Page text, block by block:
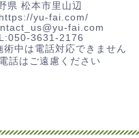
県 松本市里山辺
yu-fai.com/
fai.com
050-3631-2176
中は電話対応できません
話はご遠慮ください